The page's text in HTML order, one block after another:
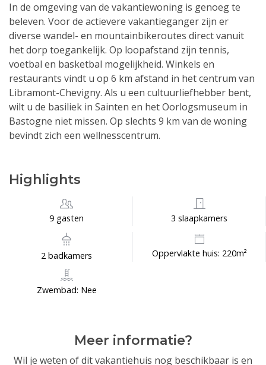
In de omgeving van de vakantiewoning is genoeg te
beleven. Voor de actievere vakantieganger zijn er
diverse wandel- en mountainbikeroutes direct vanuit
het dorp toegankelijk. Op loopafstand zijn tennis,
voetbal en basketbal mogelijkheid. Winkels en
restaurants vindt u op 6 km afstand in het centrum van
Libramont-Chevigny. Als u een cultuurliefhebber bent,
wilt u de basiliek in Sainten en het Oorlogsmuseum in
Bastogne niet missen. Op slechts 9 km van de woning
bevindt zich een wellnesscentrum.
Highlights
9 gasten 3 slaapkamers
2 badkamers Oppervlakte huis: 220m²
Zwembad: Nee
Meer informatie?
Wil je weten of dit vakantiehuis nog beschikbaar is en